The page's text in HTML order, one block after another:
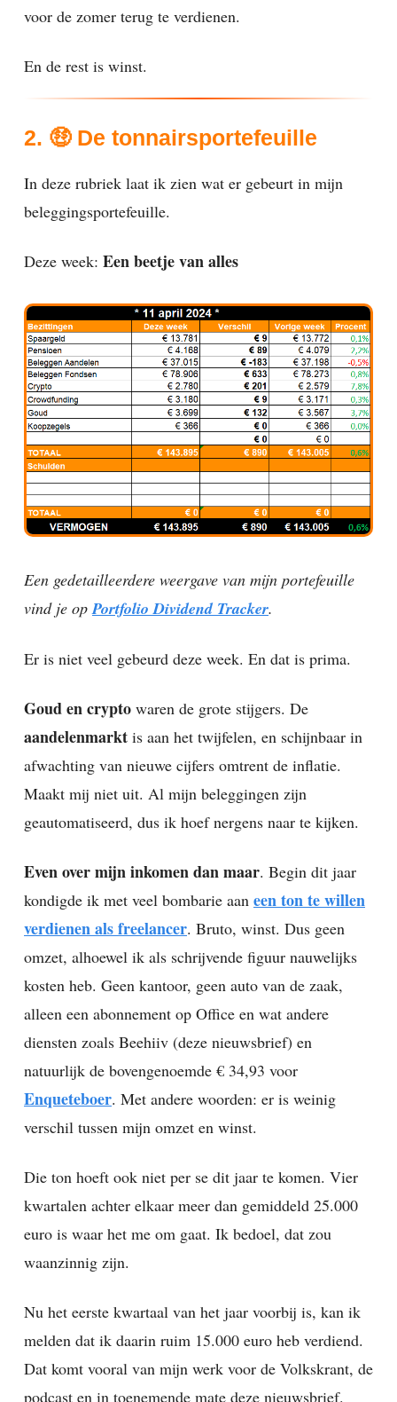
voor de zomer terug te verdienen.
En de rest is winst.
2. 🤑 De tonnairsportefeuille
In deze rubriek laat ik zien wat er gebeurt in mijn
beleggingsportefeuille.
Deze week: Een beetje van alles
Een gedetailleerdere weergave van mijn portefeuille
vind je opPortfolio Dividend Tracker.
Er is niet veel gebeurd deze week. En dat is prima.
Goud en crypto waren de grote stijgers. De
aandelenmarkt is aan het twijfelen, en schijnbaar in
afwachting van nieuwe cijfers omtrent de inflatie.
Maakt mij niet uit. Al mijn beleggingen zijn
geautomatiseerd, dus ik hoef nergens naar te kijken.
Even over mijn inkomen dan maar. Begin dit jaar
kondigde ik met veel bombarie aan een ton te willen
verdienen als freelancer. Bruto, winst. Dus geen
omzet, alhoewel ik als schrijvende figuur nauwelijks
kosten heb. Geen kantoor, geen auto van de zaak,
alleen een abonnement op Office en wat andere
diensten zoals Beehiiv (deze nieuwsbrief) en
natuurlijk de bovengenoemde € 34,93 voor
Enqueteboer. Met andere woorden: er is weinig
verschil tussen mijn omzet en winst.
Die ton hoeft ook niet per se dit jaar te komen. Vier
kwartalen achter elkaar meer dan gemiddeld 25.000
euro is waar het me om gaat. Ik bedoel, dat zou
waanzinnig zijn.
Nu het eerste kwartaal van het jaar voorbij is, kan ik
melden dat ik daarin ruim 15.000 euro heb verdiend.
Dat komt vooral van mijn werk voor de Volkskrant, de
podcast en in toenemende mate deze nieuwsbrief.